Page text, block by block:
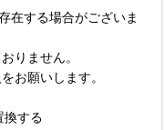
在する場合がございま
りません。
お願いします。
換する